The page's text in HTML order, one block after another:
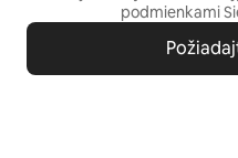
podmienkami